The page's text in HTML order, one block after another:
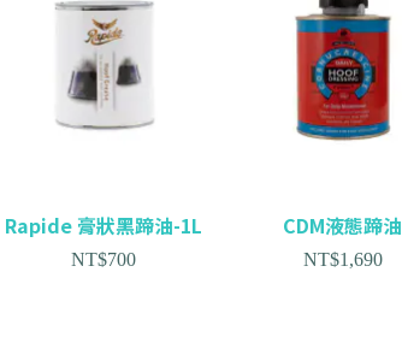
Rapide 膏狀黑蹄油-1L
NT$700
CDM液態蹄油
NT$1,690